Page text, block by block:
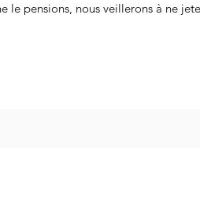
le pensions, nous veillerons à ne